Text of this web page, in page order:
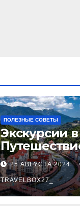
ПОЛЕЗНЫЕ СОВЕТЫ
Экскурсии
сердце
курорта
25 АВГУСТА 2024
TRAVELBOX27_